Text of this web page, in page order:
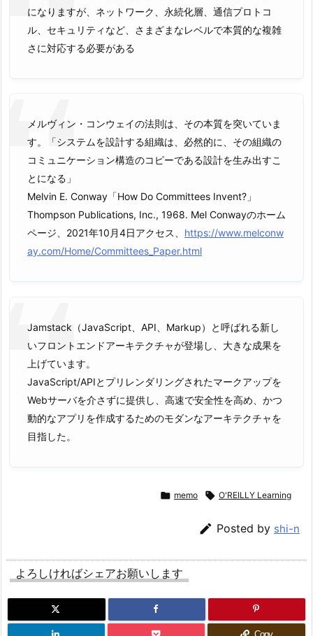
になりますが、ネットワーク、永続化層、通信プロトコ
ル、セキュリティなど、さまざまなレベルで本質的な複雑
さに対応する必要がある
メルヴィン・コンウェイの法則は、その本質を突いていま
す。「システムを設計する組織は、必然的に、その組織の
コミュニケーション構造のコピーである設計を生み出すこ
とになる」
Melvin E. Conway「How Do Committees Invent?」
Thompson Publications, Inc., 1968. Mel Conwayのホーム
ページ、2021年10月4日アクセス、 https://www.melconw
ay.com/Home/Committees_Paper.html
Jamstack（JavaScript、API、Markup）と呼ばれる新し
いフロントエンドアーキテクチャが登場し、大きな成果を
上げています。
JavaScript/APIとプリレンダリングされたマークアップを
Webサーバを介さずに提供し、高速で安全性を高め、かつ
動的なアプリを作成するためのモダンなアーキテクチャを
目指した。
 memo  O'REILLY Learning
 Posted by shi-n
よろしければシェアお願いします